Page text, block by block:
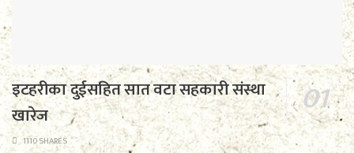
इटहरीका दुईसहित सात वटा सहकारी संस्था
खारेज
1110 SHARES